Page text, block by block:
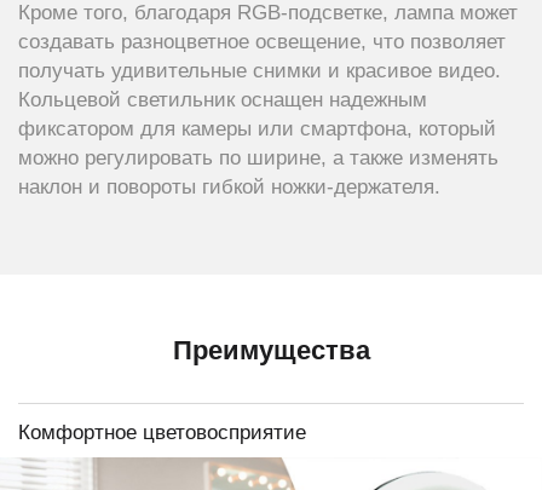
Кроме того, благодаря RGB-подсветке, лампа может
создавать разноцветное освещение, что позволяет
получать удивительные снимки и красивое видео.
Кольцевой светильник оснащен надежным
фиксатором для камеры или смартфона, который
можно регулировать по ширине, а также изменять
наклон и повороты гибкой ножки-держателя.
Преимущества
Комфортное цветовосприятие